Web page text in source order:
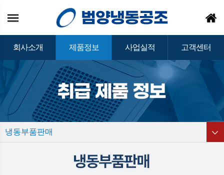
회사소개 제품정보 사업실적 고객센터
냉동부품판매